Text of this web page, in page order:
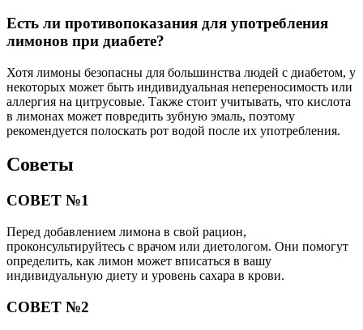
Есть ли противопоказания для употребления
лимонов при диабете?
Хотя лимоны безопасны для большинства людей с диабетом, у
некоторых может быть индивидуальная непереносимость или
аллергия на цитрусовые. Также стоит учитывать, что кислота
в лимонах может повредить зубную эмаль, поэтому
рекомендуется полоскать рот водой после их употребления.
Советы
СОВЕТ №1
Перед добавлением лимона в свой рацион,
проконсультируйтесь с врачом или диетологом. Они помогут
определить, как лимон может вписаться в вашу
индивидуальную диету и уровень сахара в крови.
СОВЕТ №2